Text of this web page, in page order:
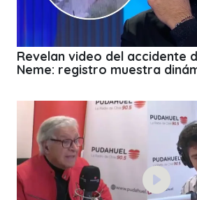
Revelan video del accidente
Neme: registro muestra